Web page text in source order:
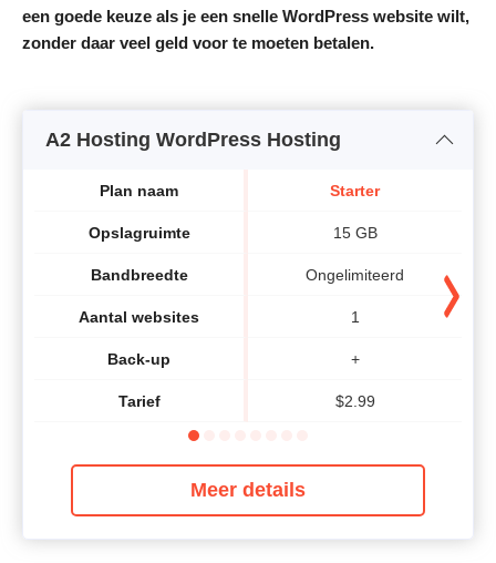
een goede keuze als je een snelle WordPress website wilt,
zonder daar veel geld voor te moeten betalen.
A2 Hosting WordPress Hosting
Plan naam
Opslagruimte
Bandbreedte
Aantal websites
Back-up
Tarief
Starter
15 GB
Ongelimiteerd
1
+
$2.99
Meer details